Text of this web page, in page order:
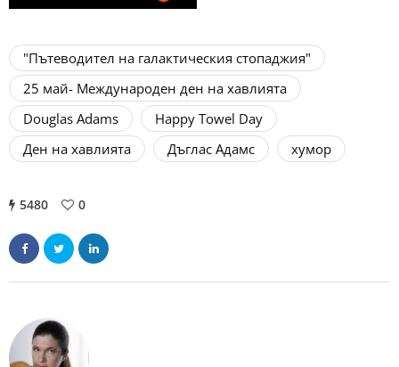
"Пътеводител на галактическия стопаджия"
25 май- Международен ден на хавлията
Douglas Adams
Happy Towel Day
Ден на хавлията
Дъглас Адамс хумор
5480 0